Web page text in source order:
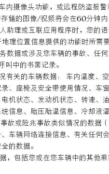
内摄像头功能，或远程防盗报
储的图像/视频将会在60分钟内
理或互联应用程序时，您的
理位置信息提供的功能时所需
数据或涉及您车辆的事故、任
中的书面记录。
有关的车辆数据： 车内温度、
、座椅及安全带使用情况、
机状态、发动机状态、转速
信息、胎压胎温信息、冷却
故或险兆事故类似情况的数据
车辆网络连接信息、有关任
的数据。
，包括您或在您车辆中的其他